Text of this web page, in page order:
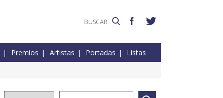
Premios Artistas Portadas Listas